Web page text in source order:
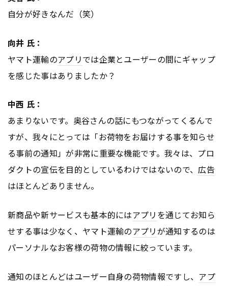
自分が好きなんだ（笑）
向井 氏：
ヤマト運輸のアプリでは企業とユーザーの間にギャップ
を感じた事はありましたか？
中西 氏：
あまりないです。奥谷さんの話にもつながってくるんで
すが、我々にとっては「お荷物をお届けする事を知らせ
る事前の通知」が非常に重要な機能です。我々は、プロ
ダクトの宣伝を目的としているわけではないので、広告
はほとんどありません。
新商品や新サービスも基本的にはアプリ を通じてお知ら
せする事は少なく、ヤマト運輸のアプリが通知するのは
パーソナルなお客様の荷物の情報に絞っています。
通知のほとんどはユーザー自身の荷物情報ですし、 アプ